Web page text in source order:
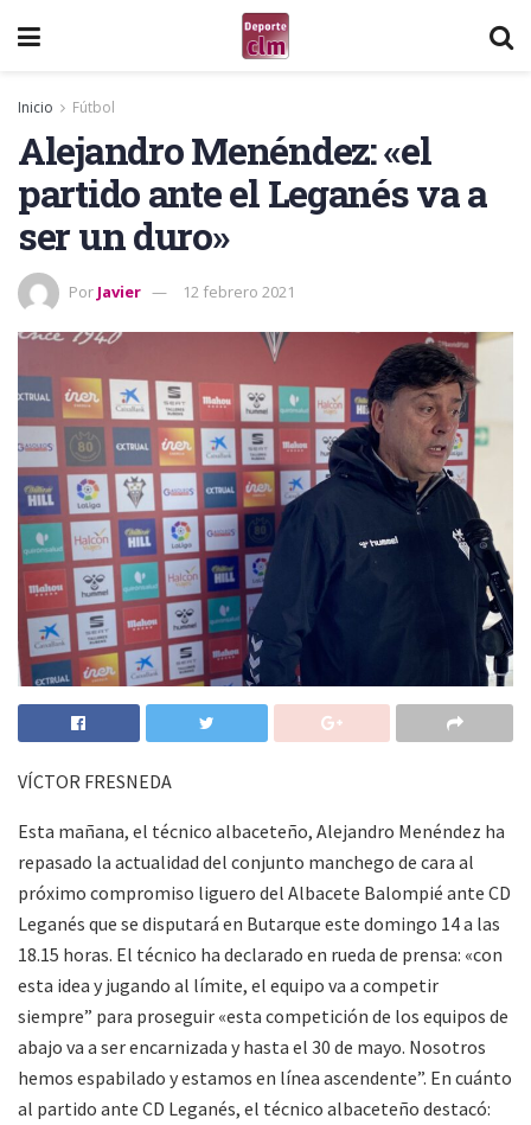
Inicio Fútbol
Alejandro Menéndez: «el
partido ante el Leganés va a
ser un duro»
Por Javier 12 febrero 2021
VÍCTOR FRESNEDA
Esta mañana, el técnico albaceteño, Alejandro Menéndez ha
repasado la actualidad del conjunto manchego de cara al
próximo compromiso liguero del Albacete Balompié ante CD
Leganés que se disputará en Butarque este domingo 14 a las
18.15 horas. El técnico ha declarado en rueda de prensa: «con
esta idea y jugando al límite, el equipo va a competir
siempre” para proseguir «esta competición de los equipos de
abajo va a ser encarnizada y hasta el 30 de mayo. Nosotros
hemos espabilado y estamos en línea ascendente”. En cuánto
al partido ante CD Leganés, el técnico albaceteño destacó: